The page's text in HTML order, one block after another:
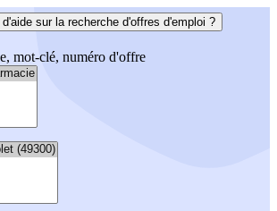
d'aide sur la recherche d'offres d'emploi ?
mot-clé, numéro d'offre